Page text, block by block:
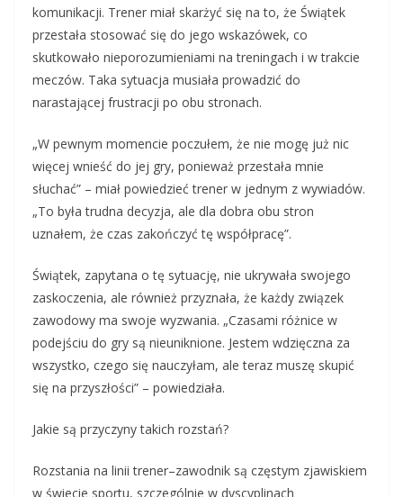
komunikacji. Trener miał skarżyć się na to, że Świątek
przestała stosować się do jego wskazówek, co
skutkowało nieporozumieniami na treningach i w trakcie
meczów. Taka sytuacja musiała prowadzić do
narastającej frustracji po obu stronach.
„W pewnym momencie poczułem, że nie mogę już nic
więcej wnieść do jej gry, ponieważ przestała mnie
słuchać” – miał powiedzieć trener w jednym z wywiadów.
„To była trudna decyzja, ale dla dobra obu stron
uznałem, że czas zakończyć tę współpracę”.
Świątek, zapytana o tę sytuację, nie ukrywała swojego
zaskoczenia, ale również przyznała, że każdy związek
zawodowy ma swoje wyzwania. „Czasami różnice w
podejściu do gry są nieuniknione. Jestem wdzięczna za
wszystko, czego się nauczyłam, ale teraz muszę skupić
się na przyszłości” – powiedziała.
Jakie są przyczyny takich rozstań?
Rozstania na linii trener–zawodnik są częstym zjawiskiem
w świecie sportu, szczególnie w dyscyplinach